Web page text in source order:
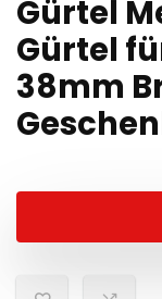
Gürtel
Gürtel
38mm